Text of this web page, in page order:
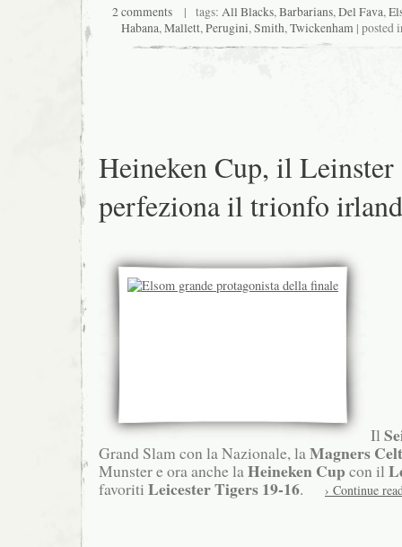
2 comments| tags: All Blacks,Barbarians,Del Fava,
Habana,Mallett,Perugini,Smith,Twickenham | posted
Heineken Cup, il Leinster
perfeziona il trionfo
Il
Grand Slam con la Nazionale, laMagners
Munster e ora anche laHeineken Cup con il
favoriti Leicester Tigers19-16. › Continue